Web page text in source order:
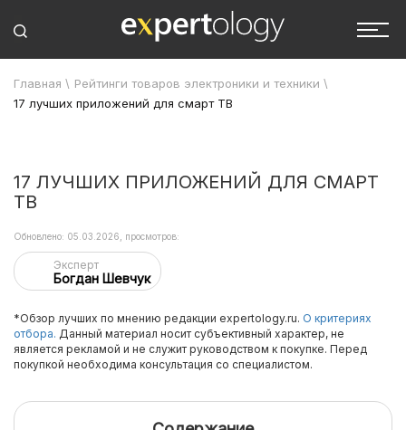
Главная \ Рейтинги товаров электроники и техники \
17 лучших приложений для смарт ТВ
17 ЛУЧШИХ ПРИЛОЖЕНИЙ ДЛЯ СМАРТ
ТВ
Эксперт
Богдан Шевчук
Обновлено: 05.03.2026, просмотров:
*Обзор лучших по мнению редакции expertology.ru. О критериях
отбора. Данный материал носит субъективный характер, не
является рекламой и не служит руководством к покупке. Перед
покупкой необходима консультация со специалистом.